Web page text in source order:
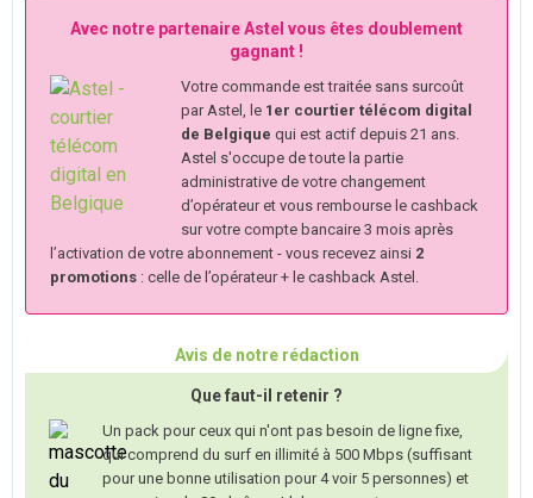
Avec notre partenaire Astel vous êtes doublement
gagnant !
Votre commande est traitée sans surcoût
par Astel, le 1er courtier télécom digital
de Belgique qui est actif depuis 21 ans.
Astel s'occupe de toute la partie
administrative de votre changement
d’opérateur et vous rembourse le cashback
sur votre compte bancaire 3 mois après
l’activation de votre abonnement - vous recevez ainsi 2
promotions : celle de l’opérateur + le cashback Astel.
Avis de notre rédaction
Que faut-il retenir ?
Un pack pour ceux qui n'ont pas besoin de ligne fixe,
qui comprend du surf en illimité à 500 Mbps (suffisant
pour une bonne utilisation pour 4 voir 5 personnes) et